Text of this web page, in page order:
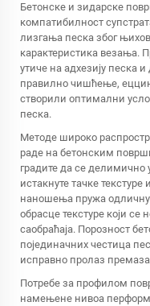
Бетонске и зидарске
компатибилност
лизгања песка због
карактеристика везања.
утиче на адхезију песка
правилно чишћење,
створили оптимални
песка.
Методе широко
раде на бетонским
градите да се делимично
истакнуте тачке
наношења пружа одличну
обрасце текстуре који
саобраћаја. Порозност
појединачних честица
исправно пролаз
Потребе за профилом
намењене нивоа